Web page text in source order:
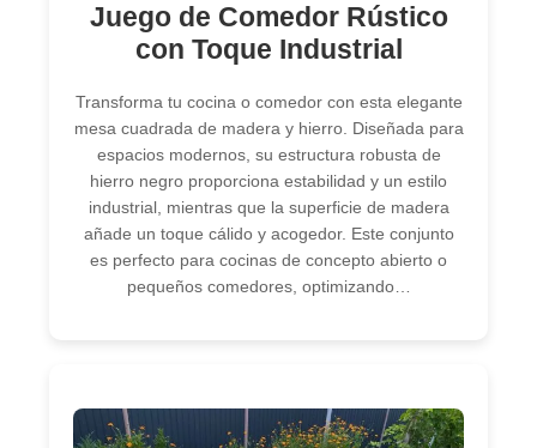
Juego de Comedor Rústico
con Toque Industrial
Transforma tu cocina o comedor con esta elegante
mesa cuadrada de madera y hierro. Diseñada para
espacios modernos, su estructura robusta de
hierro negro proporciona estabilidad y un estilo
industrial, mientras que la superficie de madera
añade un toque cálido y acogedor. Este conjunto
es perfecto para cocinas de concepto abierto o
pequeños comedores, optimizando…